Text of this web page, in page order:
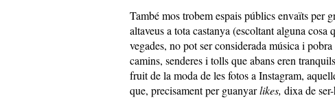
També mos trobem espais públics envaïts per
altaveus a tota castanya (escoltant alguna cosa
vegades, no pot ser considerada música i
camins, senderes i tolls que abans eren
fruit de la moda de les fotos a Instagram,
que, precisament per guanyarlikes, dixa de